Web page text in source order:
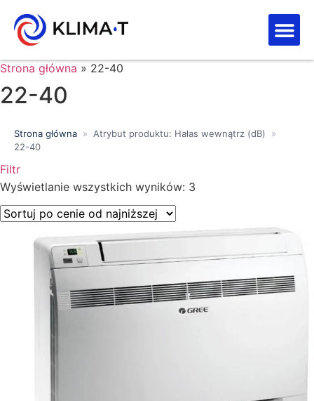
Strona główna » 22-40
22-40
Strona główna » Atrybut produktu: Hałas wewnątrz (dB)
»
22-40
Filtr
Wyszukiwanie tekstowe
Kategorie produktów
Klasa energetyczna
Moc chłodnicza (kW)
Wykończenie
Wyświetlanie wszystkich wyników: 3